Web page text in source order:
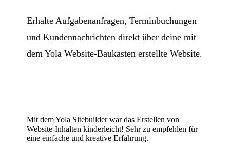
Erhalte Aufgabenanfragen, Terminbuchungen
und Kundennachrichten direkt über deine mit
dem Yola Website-Baukasten erstellte Website.
Mit dem Yola Sitebuilder war das Erstellen von
Website-Inhalten kinderleicht! Sehr zu empfehlen für
eine einfache und kreative Erfahrung.